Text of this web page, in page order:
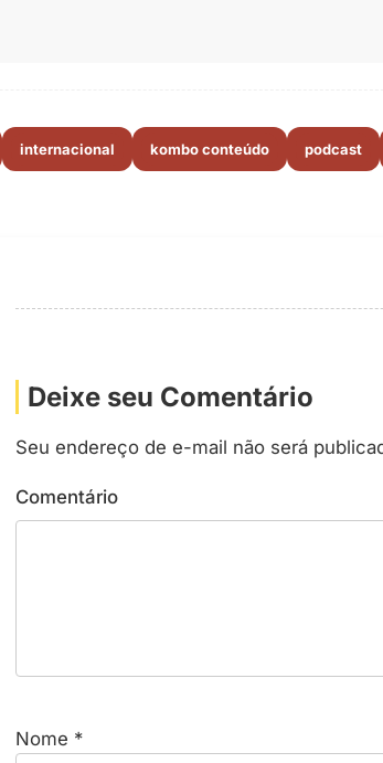
internacional kombo conteúdo podcast
Deixe seu Comentário
Seu endereço de e-mail não será
Comentário
Nome *